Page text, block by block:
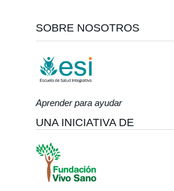
SOBRE NOSOTROS
Aprender para ayudar
UNA INICIATIVA DE